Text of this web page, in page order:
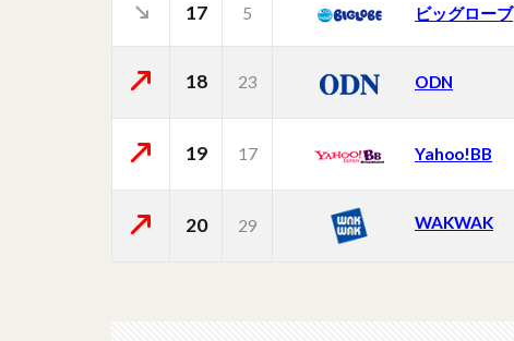
17 5 ビッグローブ
18 23 ODN
19 17 Yahoo!BB
20 29 WAKWAK